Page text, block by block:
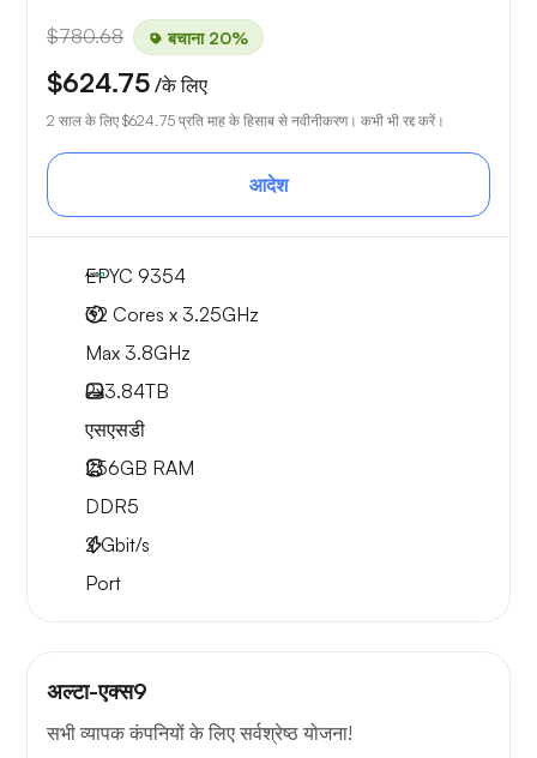
$780.68 बचाना 20%
$624.75 /के लिए
2 साल के लिए $624.75 प्रति माह के हिसाब से नवीनीकरण। कभी भी रद्द करें।
आदेश
EPYC 9354
32 Cores x 3.25GHz
Max 3.8GHz
2x3.84TB
एसएसडी
256GB RAM
DDR5
2Gbit/s
Port
अल्टा-एक्स9
सभी व्यापक कंपनियों के लिए सर्वश्रेष्ठ योजना!